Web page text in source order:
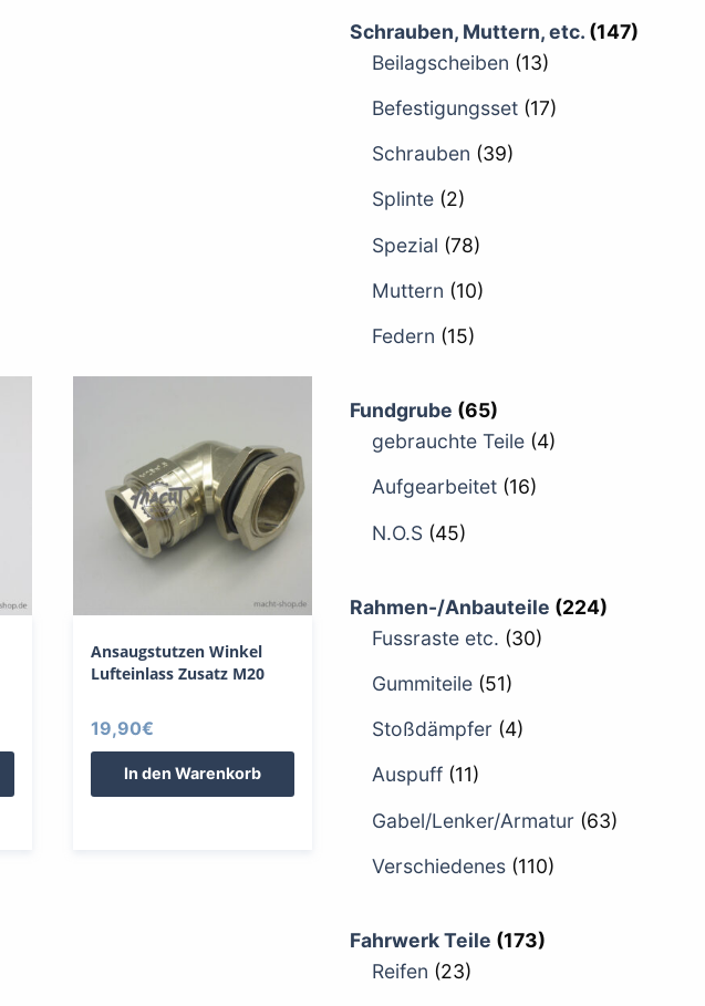
Ansaugstutzen Winkel
Lufteinlass Zusatz M20
19,90€
In den Warenkorb
Schrauben, Muttern, etc. (147)
Beilagscheiben (13)
Befestigungsset (17)
Schrauben (39)
Splinte (2)
Spezial (78)
Muttern (10)
Federn (15)
Fundgrube (65)
gebrauchte Teile (4)
Aufgearbeitet (16)
N.O.S (45)
Rahmen-/Anbauteile (224)
Fussraste etc. (30)
Gummiteile (51)
Stoßdämpfer (4)
Auspuff (11)
Gabel/Lenker/Armatur (63)
Verschiedenes (110)
Fahrwerk Teile (173)
Reifen (23)